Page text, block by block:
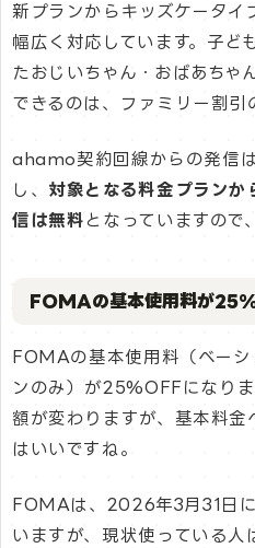
新プランからキッズケータイ
幅広く対応しています。子ど
たおじいちゃん・おばあちゃ
できるのは、ファミリー割引
ahamo契約回線からの発信
し、 対象となる料金プラン
信は無料 となっていますので
FOMAの基本使用料が
FOMAの基本使用料（ベーシ
ンのみ）が25%OFFになり
額が変わりますが、基本料金
はいいですね。
FOMAは、2026年3月31日
いますが、現状使っている人